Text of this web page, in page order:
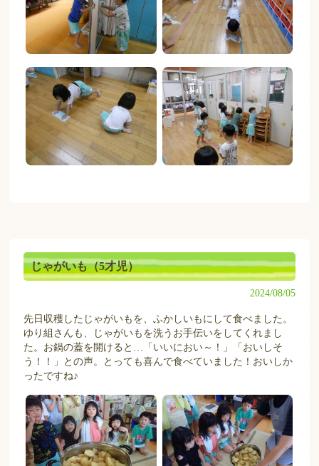
じゃがいも（5才児）
2024/08/05
先日収穫したじゃがいもを、ふかしいもにして食べました。
ゆり組さんも、じゃがいもを洗うお手伝いをしてくれまし
た。お鍋の蓋を開けると…「いいにおい～！」「おいしそ
う！！」との声。とっても喜んで食べていました！おいしか
ったですね♪